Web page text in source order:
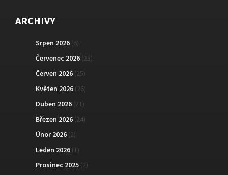
ARCHIVY
Srpen 2026 (6)
Červenec 2026 (23)
Červen 2026 (25)
Květen 2026 (26)
Duben 2026 (21)
Březen 2026 (24)
Únor 2026 (2)
Leden 2026 (1)
Prosinec 2025 (2)